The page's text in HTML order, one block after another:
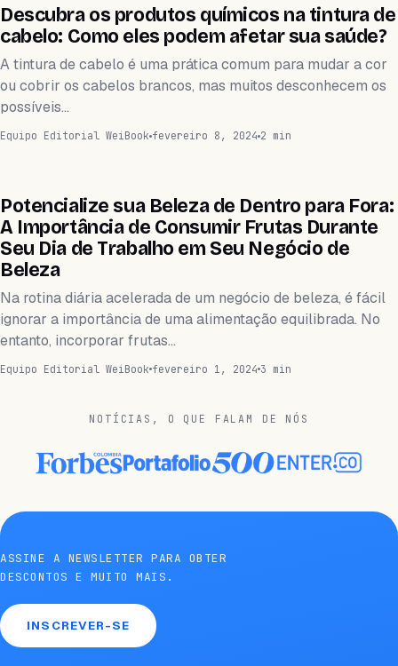
WEIHEALTH
Descubra os produtos químicos na tintura de
cabelo: Como eles podem afetar sua saúde?
A tintura de cabelo é uma prática comum para mudar a cor
ou cobrir os cabelos brancos, mas muitos desconhecem os
possíveis…
Equipo Editorial WeiBook fevereiro 8, 2024 2 min
WEIHEALTH
Potencialize sua Beleza de Dentro para Fora:
A Importância de Consumir Frutas Durante
Seu Dia de Trabalho em Seu Negócio de
Beleza
Na rotina diária acelerada de um negócio de beleza, é fácil
ignorar a importância de uma alimentação equilibrada. No
entanto, incorporar frutas…
Equipo Editorial WeiBook fevereiro 1, 2024 3 min
NOTÍCIAS, O QUE FALAM DE NÓS
ASSINE A NEWSLETTER PARA OBTER
DESCONTOS E MUITO MAIS.
INSCREVER-SE